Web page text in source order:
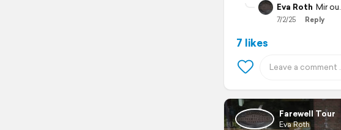
Eva Roth Mir ou.
7/2/25 Reply
7 likes
Farewell Tour
Eva Roth